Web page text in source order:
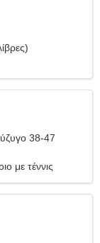
38-47
με τέννις